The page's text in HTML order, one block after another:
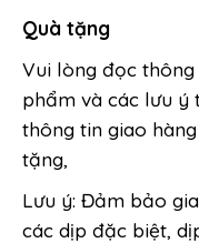
Quà tặng
Vui lòng đọc
phẩm và các lưu
thông tin giao
tặng,
Lưu ý: Đảm bảo
các dịp đặc biệt,